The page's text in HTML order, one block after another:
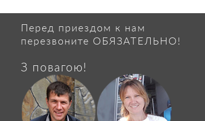
Перед приездом к нам
перезвоните ОБЯЗАТЕЛЬНО!
З повагою!